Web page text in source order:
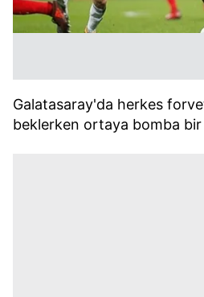
Galatasaray'da herkes
beklerken ortaya bomba bir